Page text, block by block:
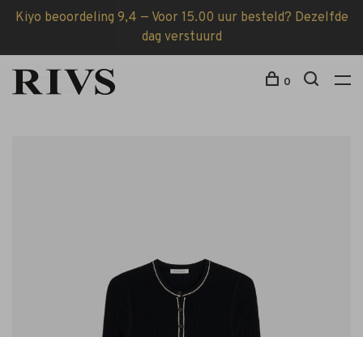
Kiyo beoordeling 9,4 — Voor 15.00 uur besteld? Dezelfde
dag verstuurd
0